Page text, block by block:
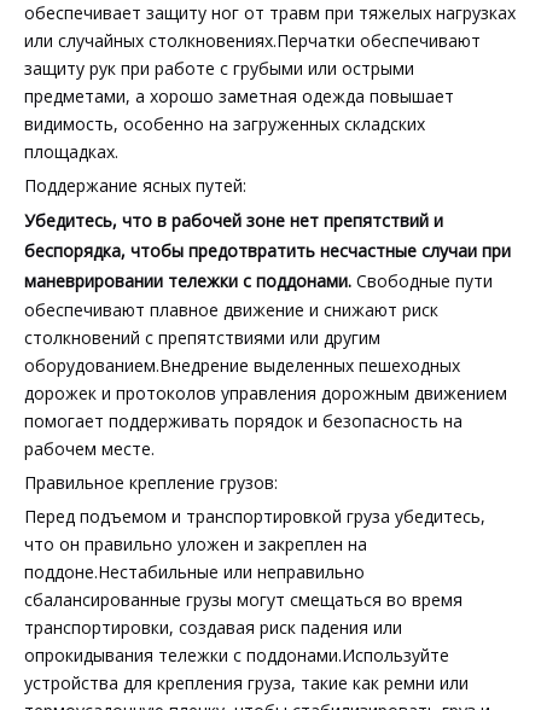
обеспечивает защиту ног от травм при тяжелых нагрузках
или случайных столкновениях.Перчатки обеспечивают
защиту рук при работе с грубыми или острыми
предметами, а хорошо заметная одежда повышает
видимость, особенно на загруженных складских
площадках.
Поддержание ясных путей:
Убедитесь, что в рабочей зоне нет препятствий и
беспорядка, чтобы предотвратить несчастные случаи при
маневрировании тележки с поддонами. Свободные пути
обеспечивают плавное движение и снижают риск
столкновений с препятствиями или другим
оборудованием.Внедрение выделенных пешеходных
дорожек и протоколов управления дорожным движением
помогает поддерживать порядок и безопасность на
рабочем месте.
Правильное крепление грузов:
Перед подъемом и транспортировкой груза убедитесь,
что он правильно уложен и закреплен на
поддоне.Нестабильные или неправильно
сбалансированные грузы могут смещаться во время
транспортировки, создавая риск падения или
опрокидывания тележки с поддонами.Используйте
устройства для крепления груза, такие как ремни или